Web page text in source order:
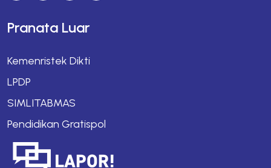
Pranata Luar
Kemenristek Dikti
LPDP
SIMLITABMAS
Pendidikan Gratispol